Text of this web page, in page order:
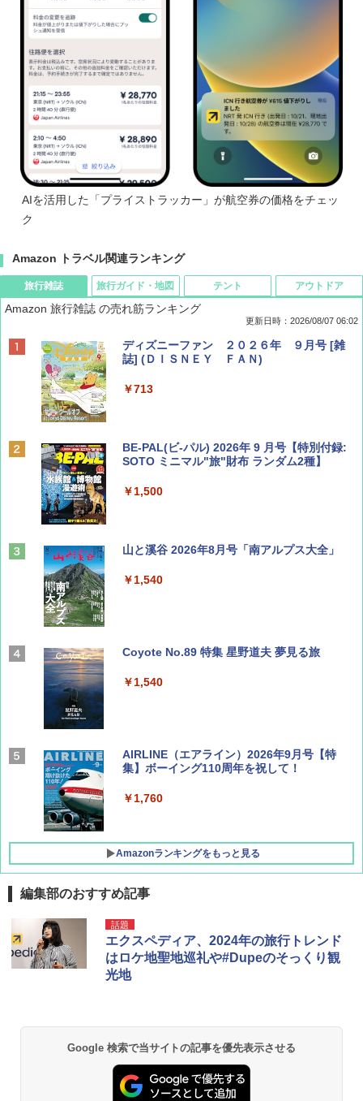
AIを活用した「プライストラッカー」が航空券の価格をチェッ
ク
Amazon トラベル関連ランキング
旅行雑誌
Amazon 旅行雑誌 の売れ筋ランキング
更新日時：2026/08/07 06:02
ディズニーファン ２０２６年 ９月号 [雑
誌] (ＤＩＳＮＥＹ ＦＡＮ)
￥713
BE-PAL(ビ-パル) 2026年 9 月号【特別付録:
SOTO ミニマル"旅"財布 ランダム2種】
￥1,500
山と溪谷 2026年8月号「南アルプス大全」
￥1,540
Coyote No.89 特集 星野道夫 夢見る旅
￥1,540
AIRLINE（エアライン）2026年9月号【特
集】ボーイング110周年を祝して！
￥1,760
Amazonランキングをもっと見る
旅行ガイド・地図
D40 地球の歩き方 チェンマイ タイ北部の魅
力的な町 2026～2027 地球の歩き方D アジア
￥2,079
￥2,479
テント
[キャンパーズコレクション 山善] ポップアッ
プテント 傘みたいに広げて畳める パッとサ
ッとサンシェード キューブ フルクローズ メ
ッシュ 簡単設置 ワンタッチテント キャンプ
&ハイキング カーキ PATC-150(KH)
PYKES PEAK (パイクスピーク) 着替えテン
ト プライバシー テント 【中が透けない】 1
人用 折りたたみ 防災グッズ 災害用トイレ ビ
ーチ ピクニック ポップアップテント 携帯 簡
アウトドア
BUNDOK(バンドック)ソロ ドーム 1 EX BDK
-08EX カーキ ソロキャンプ ポリエステル フ
レーム テント
￥14,800
GRANDOOR ステンレス保冷剤 2個セット 2
コンパクト 保冷力長持ち
￥2,980
編集部のおすすめ記事
話題
エクスペディア、2024年の旅行トレンド
はロケ地聖地巡礼や#Dupeのそっくり観
光地
Google 検索で当サイトの記事を優先表示させる